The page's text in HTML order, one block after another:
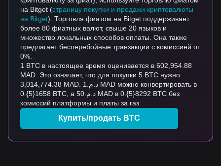
на Bitget (страницу покупки и продажи криптовалюты
на Bitget). Торговля фиатом на Bitget поддерживает
более 80 фиатных валют, свыше 20 языков и
множество локальных способов оплаты. Она также
предлагает бесперебойные транзакции с комиссией от
0%.
1 BTC в настоящее время оценивается в 602,954.88
MAD. Это означает, что для покупки 5 BTC нужно
3,014,774.38 MAD. د.م.1 MAD можно конвертировать в
0.{5}1658 BTC, а د.م.50 MAD в 0.{5}8292 BTC без
комиссий платформы и платы за газ.
Купить/продать BTC